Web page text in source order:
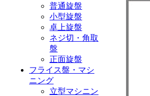
普通旋盤
小型旋盤
卓上旋盤
ネジ切・角取
盤
正面旋盤
フライス盤・マシ
ニング
立型マシニン